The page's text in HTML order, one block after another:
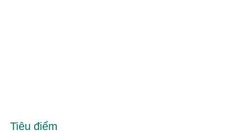
Tiêu điểm